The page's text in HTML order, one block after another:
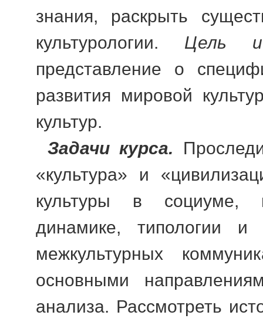
знания, раскрыть
культурологии. Цель
представление о
развития мировой
культур.
Задачи курса.
«культу­ра» и
культуры в социуме,
динамике, типологии и
межкультурных
основными
ана­лиза. Рассмотреть